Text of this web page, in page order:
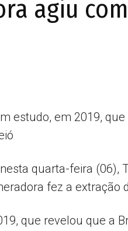
agiu
estudo, em 2019,
quarta-feira
fez a extração
que revelou que a